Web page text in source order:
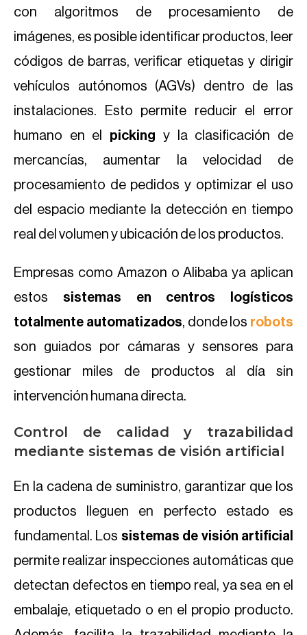
con algoritmos de procesamiento de
imágenes, es posible identificar productos, leer
códigos de barras, verificar etiquetas y dirigir
vehículos autónomos (AGVs) dentro de las
instalaciones. Esto permite reducir el error
humano en el picking y la clasificación de
mercancías, aumentar la velocidad de
procesamiento de pedidos y optimizar el uso
del espacio mediante la detección en tiempo
real del volumen y ubicación de los productos.
Empresas como Amazon o Alibaba ya aplican
estos sistemas en centros logísticos
totalmente automatizados, donde los robots
son guiados por cámaras y sensores para
gestionar miles de productos al día sin
intervención humana directa.
Control de calidad y trazabilidad
mediante sistemas de visión artificial
En la cadena de suministro, garantizar que los
productos lleguen en perfecto estado es
fundamental. Los sistemas de visión artificial
permite realizar inspecciones automáticas que
detectan defectos en tiempo real, ya sea en el
embalaje, etiquetado o en el propio producto.